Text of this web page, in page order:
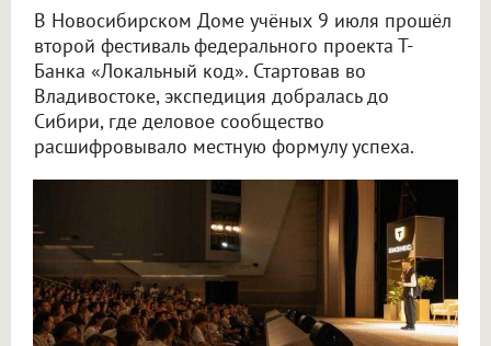
В Новосибирском Доме учёных 9 июля прошёл
второй фестиваль федерального проекта Т-
Банка «Локальный код». Стартовав во
Владивостоке, экспедиция добралась до
Сибири, где деловое сообщество
расшифровывало местную формулу успеха.